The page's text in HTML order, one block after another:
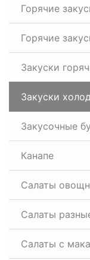
Горячие
Горячие
Закуски
Закуски
Закусочные
Канапе
Салаты
Салаты
Салаты с